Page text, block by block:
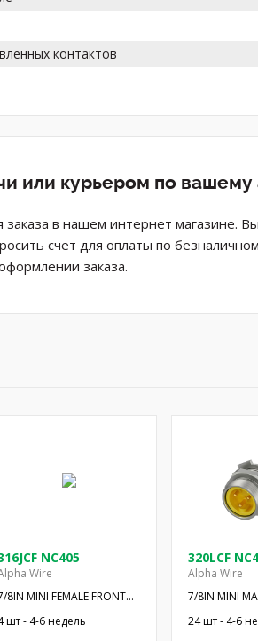
контактов
или курьером по
в нашем интернет магазине.
счет для оплаты по
заказа.
NC405
Wire
8IN MINI FEMALE FRONT
RECшт - 4-6 недель
320LCF
Alpha Wire
7/8IN MINI
24 шт - 4-6